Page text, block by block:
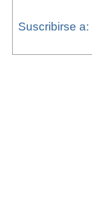
Suscribirse a: